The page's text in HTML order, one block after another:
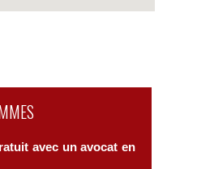
avec un avocat en